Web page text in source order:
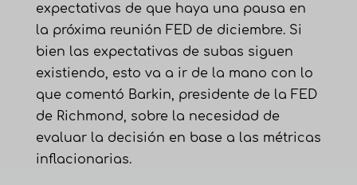
expectativas de que haya una pausa en
la próxima reunión FED de diciembre. Si
bien las expectativas de subas siguen
existiendo, esto va a ir de la mano con lo
que comentó Barkin, presidente de la FED
de Richmond, sobre la necesidad de
evaluar la decisión en base a las métricas
inflacionarias.